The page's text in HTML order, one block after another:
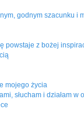
godnym szacunku i
powstaje z bożej
mojego życia
słucham i działam w